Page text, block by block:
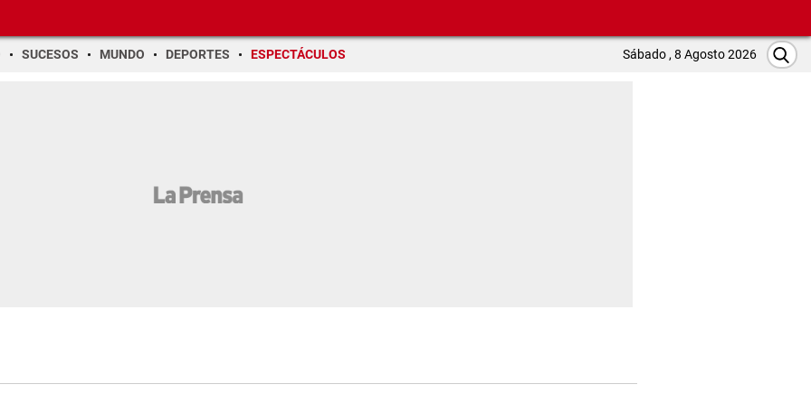
SUCESOS MUNDO DEPORTES ESPECTÁCULOS Sábado , 8 Agosto 2026